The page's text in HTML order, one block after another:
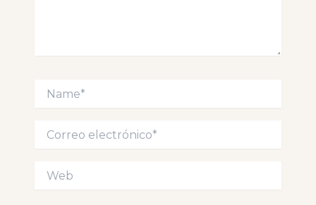
electrónico*